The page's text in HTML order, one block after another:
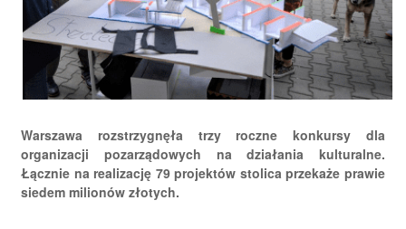
Warszawa rozstrzygnęła trzy roczne konkursy dla
organizacji pozarządowych na działania kulturalne.
Łącznie na realizację 79 projektów stolica przekaże prawie
siedem milionów złotych.